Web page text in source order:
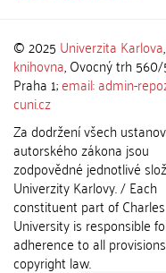
© 2025 Univerzita Karlova,
knihovna, Ovocný trh 560/
Praha 1;email: admin-
cuni.cz
Za dodržení všech
autorského zákona jsou
zodpovědné jednotlivé
Univerzity Karlovy. / Each
constituent part of Charles
University is responsible
adherence to all
copyright law.